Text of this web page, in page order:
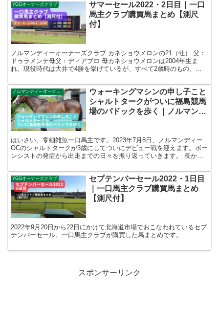
YGGオーナーズクラブ
サマーセール2022・2日目｜一口
馬主クラブ購買馬まとめ【測尺
付】
ノルマンディーオーナーズクラブ カネショウメロンの21（牡） 父：
ドゥラメンテ母父：ディアブロ 母カネショウメロンは2004年生ま
れ。現役時代は大井で4勝を挙げているが、すべて2歳時のもの。ち
ノルマンディーオーナーズクラブ
ウォーキングマシンの申し子こと
シャルトタークがついに福島競馬
場のパドックを歩く｜ノルマンデ
はいさい、零細雑魚一口馬主です。2023年7月8日、ノルマンディー
OCのシャルトタークが3歳にしてついにデビュー戦を迎えます。ボー
ンシストの発症から出走までの日々を振り返っていきます。 長かっ
YGGオーナーズクラブ
セプテンバーセール2022・1日目
｜一口馬主クラブ購買馬まとめ
【測尺付】
2022年9月20日から22日にかけて北海道市場でおこなわれているセプ
テンバーセール。一口馬主クラブが購買した馬まとめです。
スポンサーリンク